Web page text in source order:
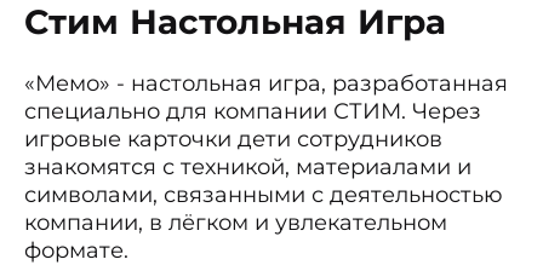
Стим Настольная Игра
«Мемо» - настольная игра, разработанная
специально для компании СТИМ. Через
игровые карточки дети сотрудников
знакомятся с техникой, материалами и
символами, связанными с деятельностью
компании, в лёгком и увлекательном
формате.